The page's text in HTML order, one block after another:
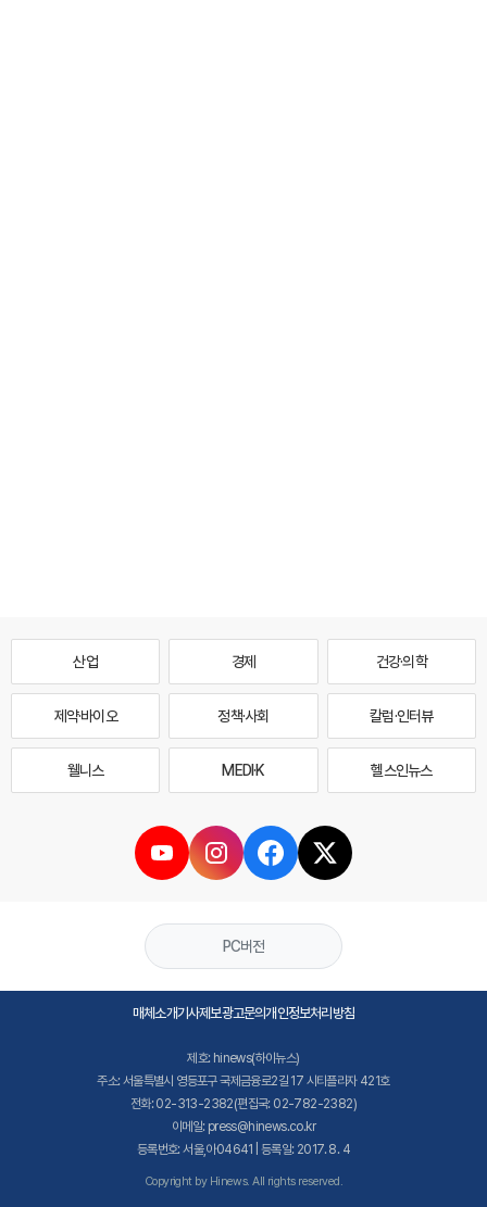
산업 경제 건강·의학
제약·바이오 정책·사회 칼럼·인터뷰
웰니스 MEDI·K 헬스인뉴스
PC버전
매체소개기사제보광고문의개인정보처리방침
제호: hinews(하이뉴스)
주소: 서울특별시 영등포구 국제금융로2길 17 시티플라자 421호
전화: 02-313-2382(편집국: 02-782-2382)
이메일: press@hinews.co.kr
등록번호: 서울,아04641 | 등록일: 2017. 8. 4
Copyright by Hinews. All rights reserved.